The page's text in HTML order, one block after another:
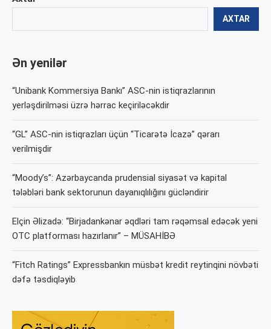
AXTAR
Ən yenilər
“Unibank Kommersiya Bankı” ASC-nin istiqrazlarının
yerləşdirilməsi üzrə hərrac keçiriləcəkdir
“GL” ASC-nin istiqrazları üçün “Ticarətə İcazə” qərarı
verilmişdir
“Moody’s”: Azərbaycanda prudensial siyasət və kapital
tələbləri bank sektorunun dayanıqlılığını gücləndirir
Elçin Əlizadə: “Birjadankənar əqdləri tam rəqəmsal edəcək yeni
OTC platforması hazırlanır” – MÜSAHİBƏ
“Fitch Ratings” Expressbankın müsbət kredit reytinqini növbəti
dəfə təsdiqləyib